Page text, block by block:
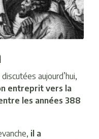
aujourd’hui,
entreprit vers la
les années 388
il a